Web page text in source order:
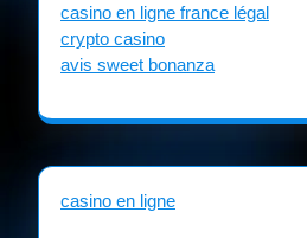
casino en ligne france légal
crypto casino
avis sweet bonanza
casino en ligne